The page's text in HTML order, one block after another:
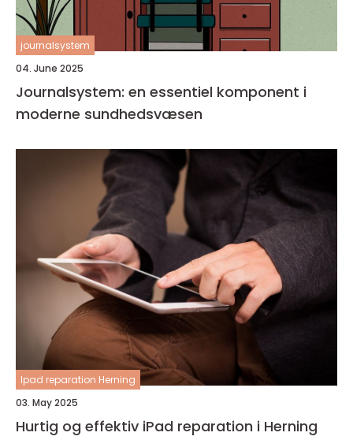
journalsystem
04. June 2025
Journalsystem: en essentiel komponent i
moderne sundhedsvæsen
Ipad reparation Herning
03. May 2025
Hurtig og effektiv iPad reparation i Herning